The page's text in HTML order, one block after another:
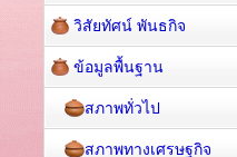
วิสัยทัศน์ พันธกิจ
ข้อมูลพื้นฐาน
สภาพทั่วไป
สภาพทางเศรษฐกิจ